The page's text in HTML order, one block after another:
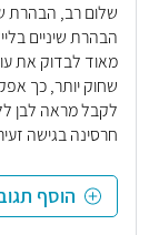
שלום רב, הבהרת
הבהרת שיניים
מאוד לבדוק את
שחוק יותר, כך
לקבל מראה לבן
חרסינה בגישה
הוסף